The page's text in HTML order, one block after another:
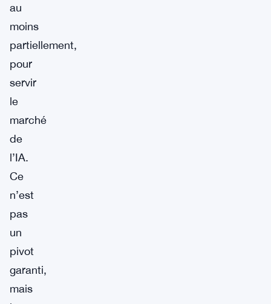
au
moins
partiellement,
pour
servir
le
marché
de
l’IA.
Ce
n’est
pas
un
pivot
garanti,
mais